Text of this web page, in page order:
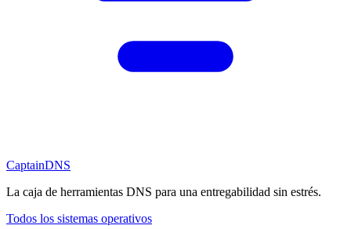
CaptainDNS
La caja de herramientas DNS para una entregabilidad sin estrés.
Todos los sistemas operativos